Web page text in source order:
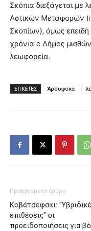
Σκόπια διεξάγεται με
Αστικών Μεταφορών
Σκοπίων), όμως
χρόνια ο Δήμος
λεωφορεία.
ΕΤΙΚΕΤΕΣ Άρσοφσκα
Προηγούμενο άρθρο
Κοβάτσεφσκι:
επιθέσεις” οι
προειδοποιήσεις για